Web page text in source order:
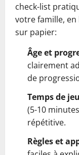
check-list
votre famille,
sur papier:
Âge et
clairement
de
Temps de jeu
(5-10
répétitive.
Règles et